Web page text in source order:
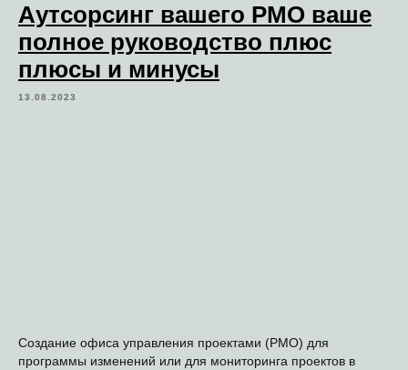
Аутсорсинг вашего PMO ваше
полное руководство плюс
плюсы и минусы
13.08.2023
Создание офиса управления проектами (PMO) для
программы изменений или для мониторинга проектов в